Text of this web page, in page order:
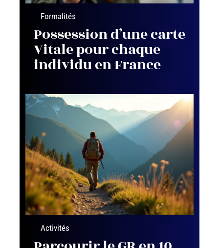
Formalités
Possession d’une carte
Vitale pour chaque
individu en France
Activités